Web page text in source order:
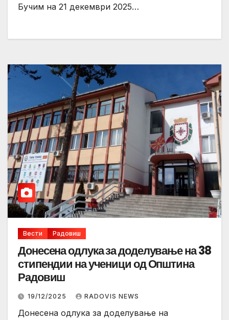
Бучим на 21 декември 2025…
Вести Радовиш
Донесена одлука за доделување на 38
стипендии на ученици од Општина
Радовиш
19/12/2025 RADOVIS NEWS
Донесена одлука за доделување на